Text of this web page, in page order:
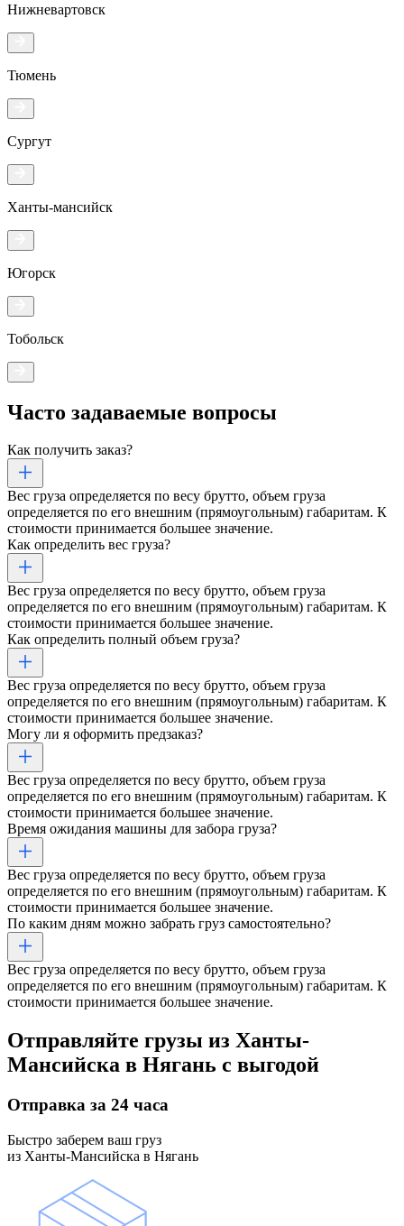
Нижневартовск
Тюмень
Сургут
Ханты-мансийск
Югорск
Тобольск
Часто задаваемые вопросы
Как получить заказ?
Вес груза определяется по весу брутто, объем груза
определяется по его внешним (прямоугольным) габаритам. К
стоимости принимается большее значение.
Как определить вес груза?
Вес груза определяется по весу брутто, объем груза
определяется по его внешним (прямоугольным) габаритам. К
стоимости принимается большее значение.
Как определить полный объем груза?
Вес груза определяется по весу брутто, объем груза
определяется по его внешним (прямоугольным) габаритам. К
стоимости принимается большее значение.
Могу ли я оформить предзаказ?
Вес груза определяется по весу брутто, объем груза
определяется по его внешним (прямоугольным) габаритам. К
стоимости принимается большее значение.
Время ожидания машины для забора груза?
Вес груза определяется по весу брутто, объем груза
определяется по его внешним (прямоугольным) габаритам. К
стоимости принимается большее значение.
По каким дням можно забрать груз самостоятельно?
Вес груза определяется по весу брутто, объем груза
определяется по его внешним (прямоугольным) габаритам. К
стоимости принимается большее значение.
Отправляйте грузы из Ханты-
Мансийска в Нягань с выгодой
Отправка за 24 часа
Быстро заберем ваш груз
из Ханты-Мансийска в Нягань